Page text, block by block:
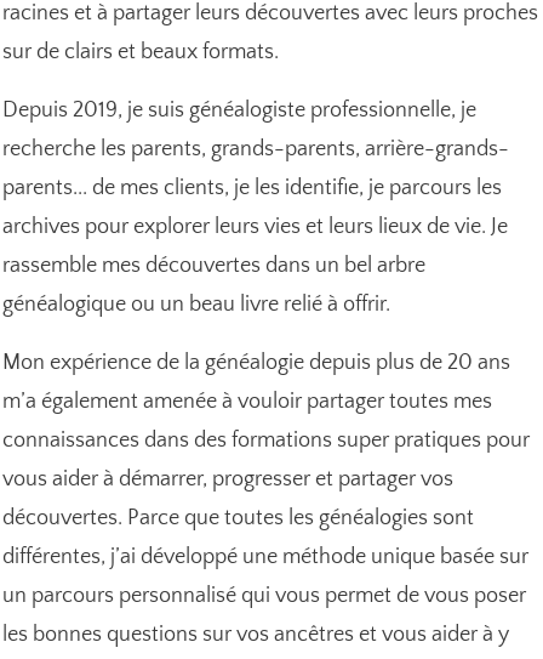
racines et à partager leurs découvertes avec leurs proches
sur de clairs et beaux formats.
Depuis 2019, je suis généalogiste professionnelle, je
recherche les parents, grands-parents, arrière-grands-
parents... de mes clients, je les identifie, je parcours les
archives pour explorer leurs vies et leurs lieux de vie. Je
rassemble mes découvertes dans un bel arbre
généalogique ou un beau livre relié à offrir.
Mon expérience de la généalogie depuis plus de 20 ans
m’a également amenée à vouloir partager toutes mes
connaissances dans des formations super pratiques pour
vous aider à démarrer, progresser et partager vos
découvertes. Parce que toutes les généalogies sont
différentes, j’ai développé une méthode unique basée sur
un parcours personnalisé qui vous permet de vous poser
les bonnes questions sur vos ancêtres et vous aider à y